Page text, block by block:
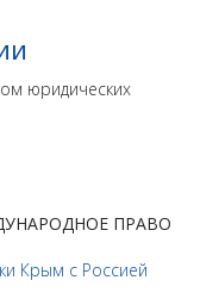
юридических
ПРАВО